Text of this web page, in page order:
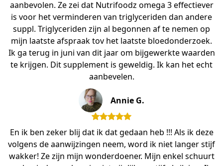
aanbevolen. Ze zei dat Nutrifoodz omega 3 effectiever
is voor het verminderen van triglyceriden dan andere
suppl. Triglyceriden zijn al begonnen af te nemen op
mijn laatste afspraak tov het laatste bloedonderzoek.
Ik ga terug in juni van dit jaar om bijgewerkte waarden
te krijgen. Dit supplement is geweldig. Ik kan het echt
aanbevelen.
Annie G.
En ik ben zeker blij dat ik dat gedaan heb !!! Als ik deze
volgens de aanwijzingen neem, word ik niet langer stijf
wakker! Ze zijn mijn wonderdoener. Mijn enkel schuurt